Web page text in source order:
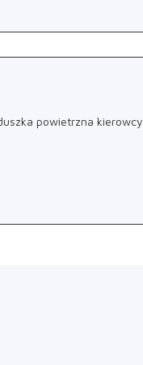
powietrzna kierowcy